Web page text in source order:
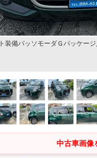
装備パッソモーダＧパッケー
中古車画像